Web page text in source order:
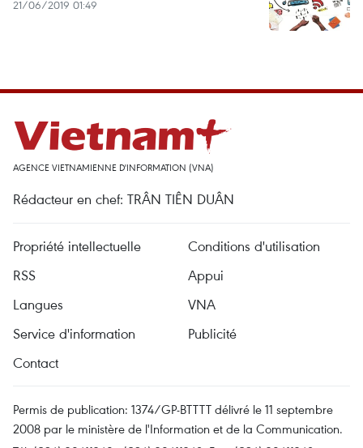
21/06/2019 01:49
AGENCE VIETNAMIENNE D'INFORMATION (VNA)
Rédacteur en chef: TRÂN TIÊN DUÂN
Propriété intellectuelle
Conditions d'utilisation
RSS
Appui
Langues
VNA
Service d'information
Publicité
Contact
Permis de publication: 1374/GP-BTTTT délivré le 11 septembre
2008 par le ministère de l'Information et de la Communication.